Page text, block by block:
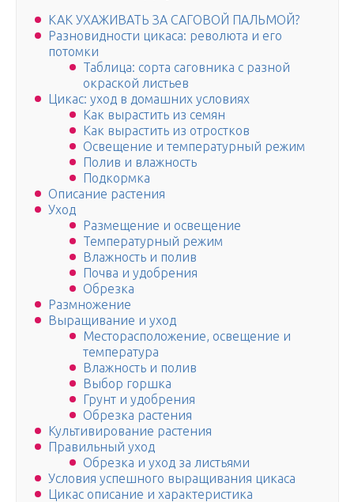
КАК УХАЖИВАТЬ ЗА САГОВОЙ ПАЛЬМОЙ?
Разновидности цикаса: революта и его
потомки
Таблица: сорта саговника с разной
окраской листьев
Цикас: уход в домашних условиях
Как вырастить из семян
Как вырастить из отростков
Освещение и температурный режим
Полив и влажность
Подкормка
Описание растения
Уход
Размещение и освещение
Температурный режим
Влажность и полив
Почва и удобрения
Обрезка
Размножение
Выращивание и уход
Месторасположение, освещение и
температура
Влажность и полив
Выбор горшка
Грунт и удобрения
Обрезка растения
Культивирование растения
Правильный уход
Обрезка и уход за листьями
Условия успешного выращивания цикаса
Цикас описание и характеристика